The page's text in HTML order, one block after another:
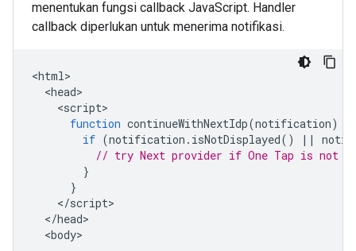
menentukan fungsi callback JavaScript. Handler
callback diperlukan untuk menerima notifikasi.
<html
<head
<script
function continueWithNextIdp(notification)
if (notification . isNotDisplayed() ||
// try Next provider if One Tap is not
}
}
</script
</head
<body